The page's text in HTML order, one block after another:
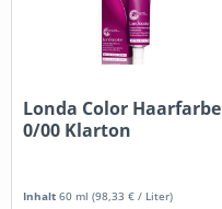
Londa Color Haarfarbe
0/00 Klarton
Inhalt60 ml(98,33 € / Liter)